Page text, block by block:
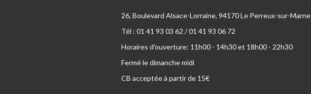
26, Boulevard Alsace-Lorraine, 94170 Le Perreux-sur-Marne
Tél : 01 41 93 03 62 / 01 41 93 06 72
Horaires d'ouverture: 11h00 - 14h30 et 18h00 - 22h30
Fermé le dimanche midi
CB acceptée à partir de 15€